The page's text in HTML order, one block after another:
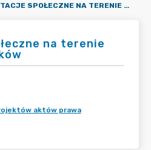
KONSULTACJE SPOŁECZNE NA TERENIE MIASTA RADZIONKÓW
na terenie
aktów prawa